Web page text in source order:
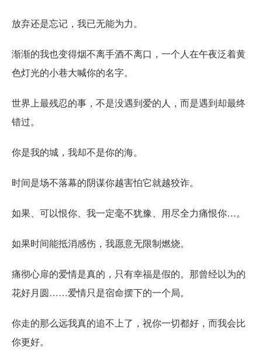
放弃还是忘记，我已无能为力。
渐渐的我也变得烟不离手酒不离口，一个人在午夜泛着黄
色灯光的小巷大喊你的名字。
世界上最残忍的事，不是没遇到爱的人，而是遇到却最终
错过。
你是我的城，我却不是你的海。
时间是场不落幕的阴谋你越害怕它就越狡诈。
如果、可以恨你、我一定毫不犹豫、用尽全力痛恨你…。
如果时间能抵消感伤，我愿意无限制燃烧。
痛彻心扉的爱情是真的，只有幸福是假的。那曾经以为的
花好月圆……爱情只是宿命摆下的一个局。
你走的那么远我真的追不上了，祝你一切都好，而我会比
你更好。